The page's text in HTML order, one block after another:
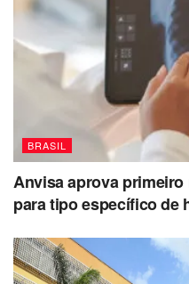
BRASIL
Anvisa aprova
para tipo específico de